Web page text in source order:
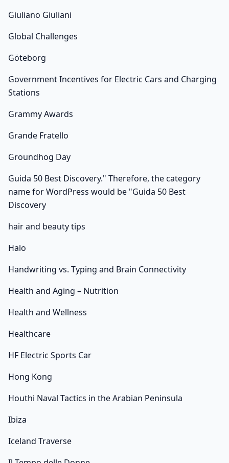
Giuliano Giuliani
Global Challenges
Göteborg
Government Incentives for Electric Cars and Charging
Stations
Grammy Awards
Grande Fratello
Groundhog Day
Guida 50 Best Discovery." Therefore, the category
name for WordPress would be "Guida 50 Best
Discovery
hair and beauty tips
Halo
Handwriting vs. Typing and Brain Connectivity
Health and Aging – Nutrition
Health and Wellness
Healthcare
HF Electric Sports Car
Hong Kong
Houthi Naval Tactics in the Arabian Peninsula
Ibiza
Iceland Traverse